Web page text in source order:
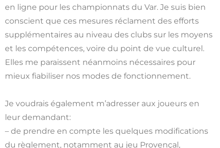
en ligne pour les championnats du Var. Je suis bien
conscient que ces mesures réclament des efforts
supplémentaires au niveau des clubs sur les moyens
et les compétences, voire du point de vue culturel.
Elles me paraissent néanmoins nécessaires pour
mieux fiabiliser nos modes de fonctionnement.
Je voudrais également m’adresser aux joueurs en
leur demandant:
– de prendre en compte les quelques modifications
du règlement, notamment au jeu Provençal,